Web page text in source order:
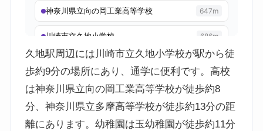
久地駅周辺には川崎市立久地小学校が駅から徒
歩約9分の場所にあり、通学に便利です。高校
は神奈川県立向の岡工業高等学校が徒歩約8
分、神奈川県立多摩高等学校が徒歩約13分の距
離にあります。幼稚園は玉幼稚園が徒歩約11分